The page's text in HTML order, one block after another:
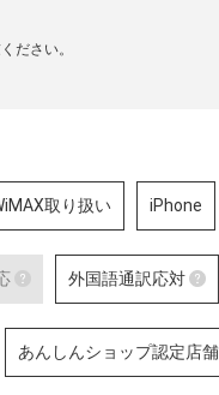
ださい。
取り扱い iPhone
タブレット教室 を開催
。
手話スタッフが在籍し
から、使い方の説明・
外国語通訳応対
あんしんショップ認定店舗